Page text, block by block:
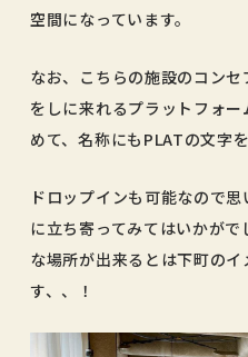
空間になっています。
なお、こちらの施設のコン
をしに来れるプラットフォ
めて、名称にもPLATの文字
ドロップインも可能なので
に立ち寄ってみてはいかが
な場所が出来るとは下町の
す、、！